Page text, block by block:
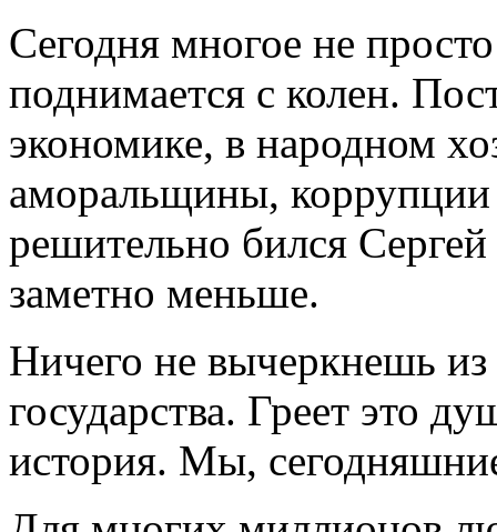
Сегодня многое не
поднимается с колен.
экономике, в народном
аморальщины, коррупции
решительно бился
заметно меньше.
Ничего не вычеркнешь
государства. Греет это
история. Мы,